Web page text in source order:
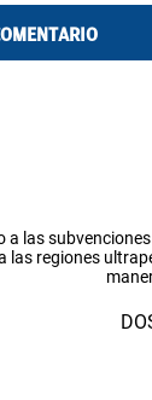
a las
las regiones